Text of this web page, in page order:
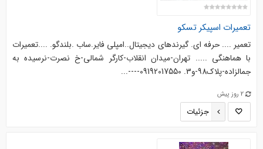
تعمیرات اسپیکر تسکو
تعمیر .... حرفه ای. گیرندهای دیجیتال..امپلی فایر.ساب .بلندگو. ....‌‌تعمیرات
با هماهنگی ..... تهران-میدان انقلاب-کارگر شمالی-خ نصرت-نرسیده به
جمالزاده-پلاک98-و3. 09192017550----...
2 روز پیش
جزئیات